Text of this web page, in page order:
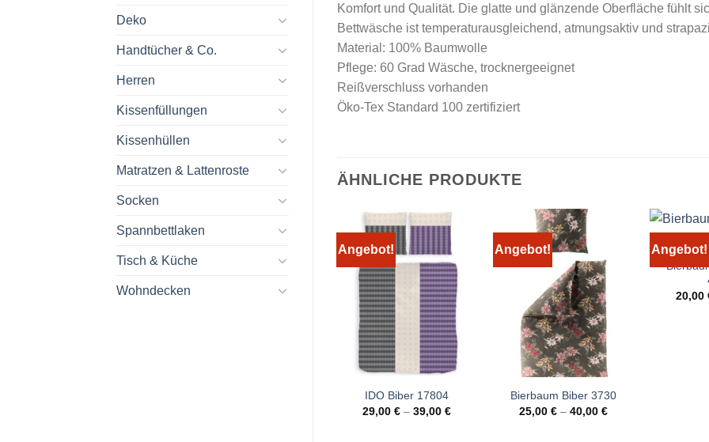
Deko
Handtücher & Co.
Herren
Kissenfüllungen
Kissenhüllen
Matratzen & Lattenroste
Socken
Spannbettlaken
Tisch & Küche
Wohndecken
Komfort und Qualität. Die glatte und glänzende Oberfläche fühlt
Bettwäsche ist temperaturausgleichend, atmungsaktiv und
Material: 100% Baumwolle
Pflege: 60 Grad Wäsche, trocknergeeignet
Reißverschluss vorhanden
Öko-Tex Standard 100 zertifiziert
ÄHNLICHE PRODUKTE
Angebot!
IDO Biber 17804
29,00€ –39,00€
Angebot!
Bierbaum Biber 3730
25,00€ –40,00€
Angebot!
20,00